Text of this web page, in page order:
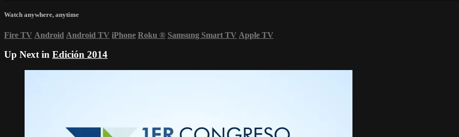
Watch anywhere, anytime
Fire TV Android Android TV iPhone Roku ® Samsung Smart TV Apple TV
Up Next in Edición 2014